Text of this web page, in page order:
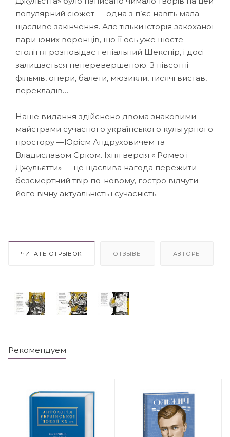
популярний сюжет — одна з п’єс навіть мала
щасливе закінчення. Але тільки історія закоханої
пари юних воронців, що її ось уже шосте
століття розповідає геніальний Шекспір, і досі
залишається неперевершеною. З півсотні
фільмів, опери, балети, мюзикли, тисячі вистав,
перекладів…
Наше видання здійснено двома знаковими
майстрами сучасного українського культурного
простору —Юрієм Андруховичем та
Владиславом Єрком. Їхня версія « Ромео і
Джульєтти» — це щаслива нагода пережити
безсмертний твір по-новому, гостро відчути
його вічну актуальність і сучасність.
ЧИТАТЬ ОТРЫВОК ОТЗЫВЫ АВТОРЫ
Рекомендуем